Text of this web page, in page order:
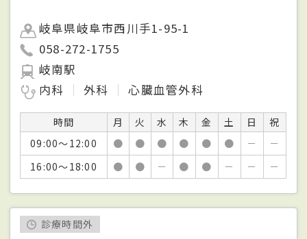
岐阜県岐阜市西川手1-95-1
058-272-1755
岐南駅
内科
外科 心臓血管外科
時間 月 火 水 木 金 土 日
祝
09:00～12:00
● ● ● ● ● ● －
－
16:00～18:00
● ● － ● ● － － －
診療時間外